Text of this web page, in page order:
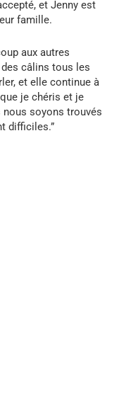
et Jenny est
famille.
aux autres
des câlins tous les
et elle continue à
je chéris et je
soyons trouvés
difficiles.”